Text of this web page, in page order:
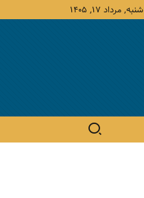
شنبه, مرداد ۱۷, ۱۴۰۵